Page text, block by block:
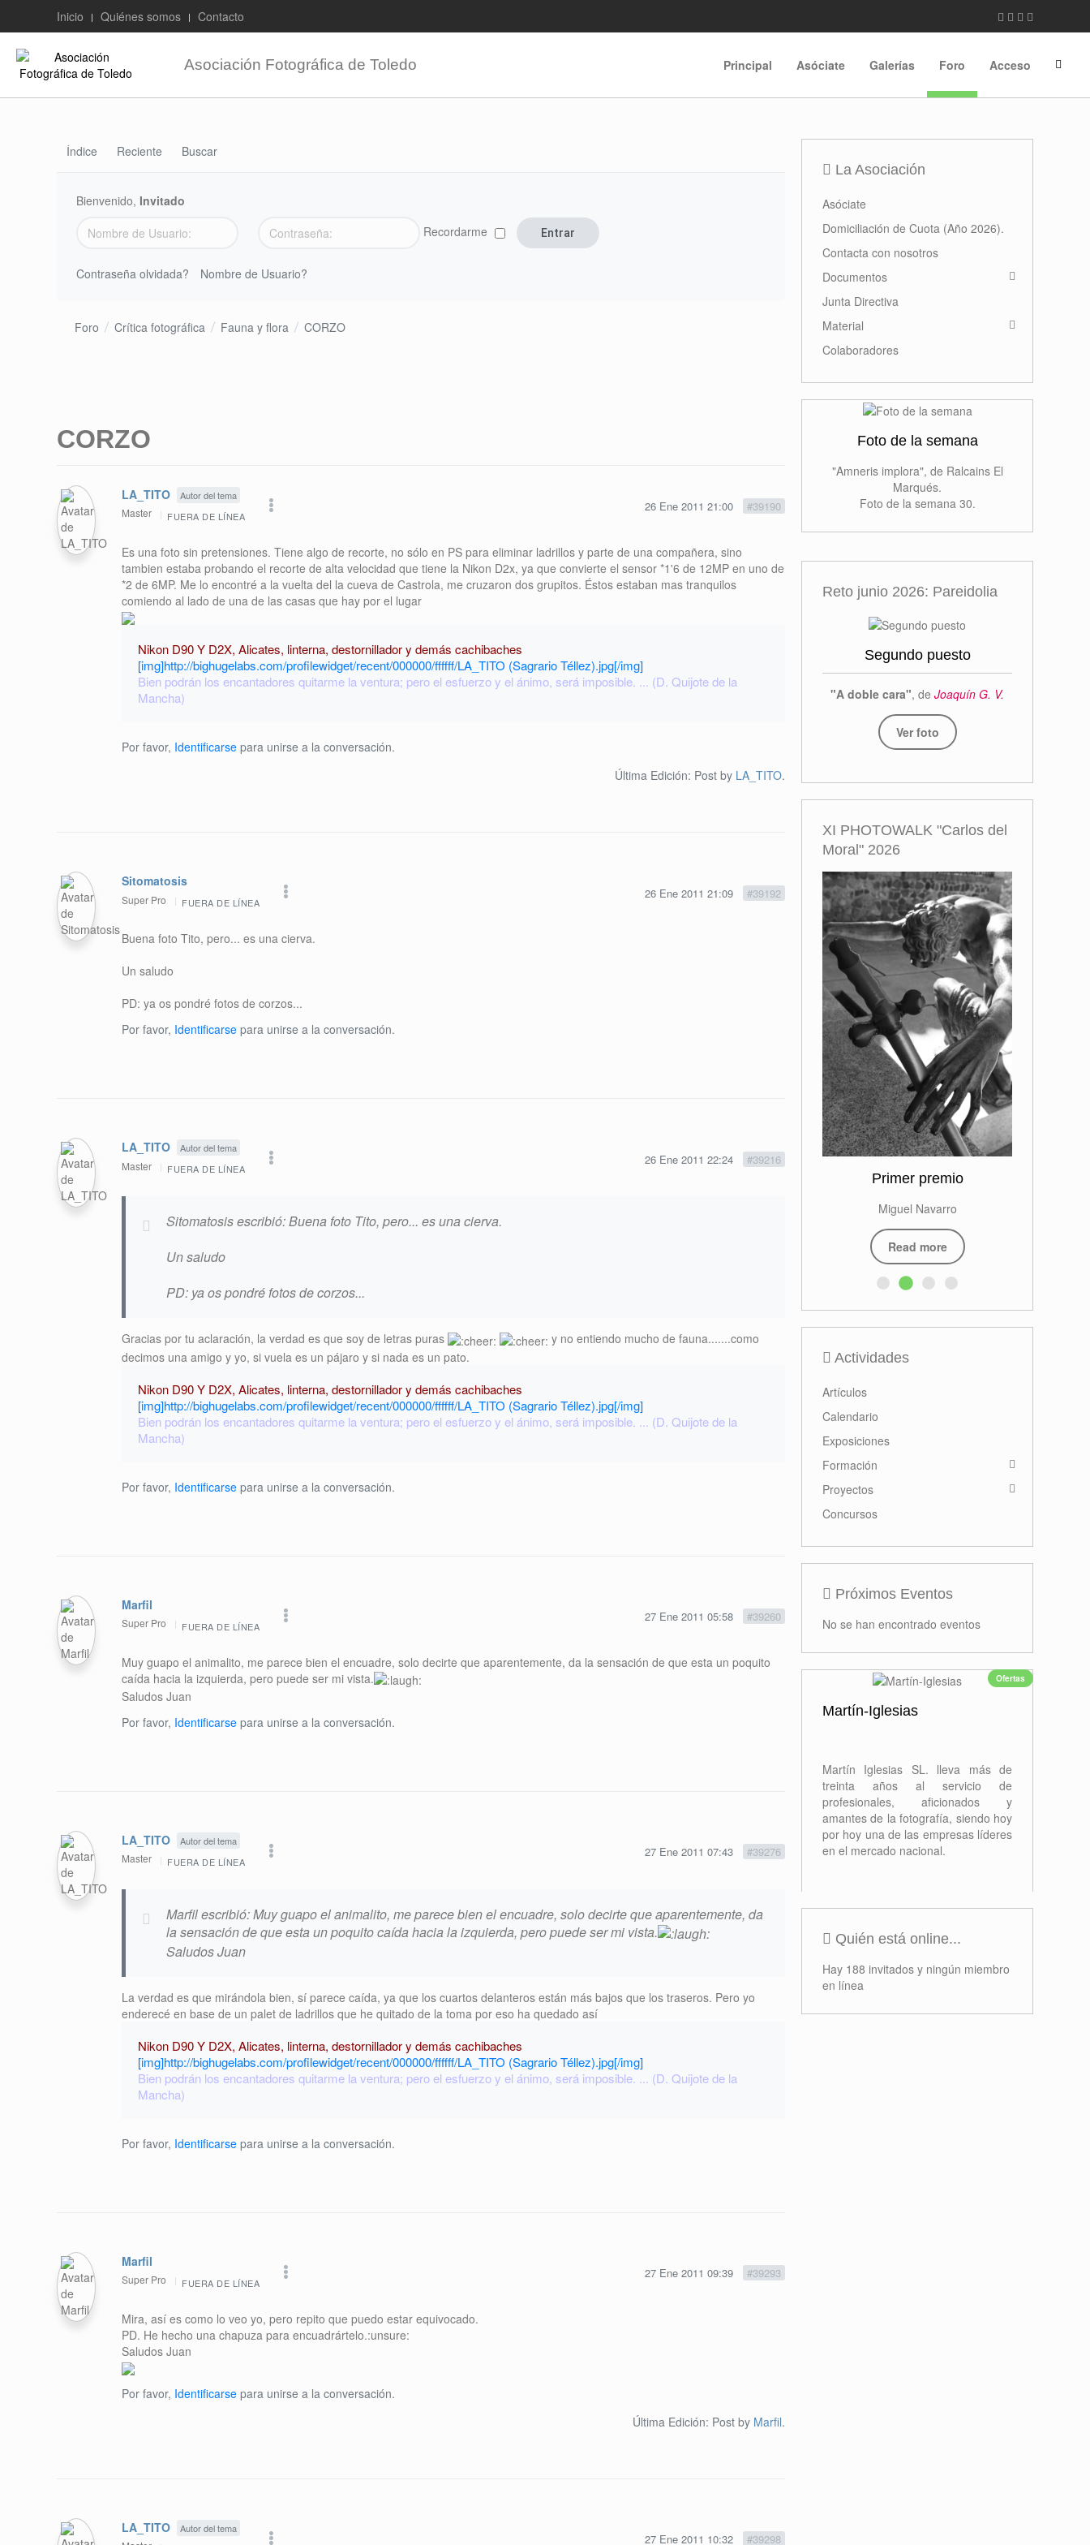
Inicio Quiénes somos Contacto
Asociación Fotográfica de Toledo Principal Asóciate Galerías Foro Acceso
Índice Reciente Buscar
Bienvenido, Invitado
Recordarme
Contraseña olvidada? Nombre de Usuario?
Foro Crítica fotográfica Fauna y flora CORZO
CORZO
26 Ene 2011 21:00 #39190
LA_TITO Autor del tema
Master FUERA DE LÍNEA
Es una foto sin pretensiones. Tiene algo de recorte, no sólo en PS para eliminar ladrillos y parte de una compañera, sino
tambien estaba probando el recorte de alta velocidad que tiene la Nikon D2x, ya que convierte el sensor *1'6 de 12MP en uno de
*2 de 6MP. Me lo encontré a la vuelta del la cueva de Castrola, me cruzaron dos grupitos. Éstos estaban mas tranquilos
comiendo al lado de una de las casas que hay por el lugar
Nikon D90 Y D2X, Alicates, linterna, destornillador y demás cachibaches
[img]http://bighugelabs.com/profilewidget/recent/000000/ffffff/LA_TITO (Sagrario Téllez).jpg[/img]
Bien podrán los encantadores quitarme la ventura; pero el esfuerzo y el ánimo, será imposible. ... (D. Quijote de la
Mancha)
Por favor, Identificarse para unirse a la conversación.
Última Edición: Post by LA_TITO.
26 Ene 2011 21:09 #39192
Sitomatosis
Super Pro FUERA DE LÍNEA
Buena foto Tito, pero... es una cierva.
Un saludo
PD: ya os pondré fotos de corzos...
Por favor, Identificarse para unirse a la conversación.
26 Ene 2011 22:24 #39216
LA_TITO Autor del tema
Master FUERA DE LÍNEA
Sitomatosis escribió: Buena foto Tito, pero... es una cierva.
Un saludo
PD: ya os pondré fotos de corzos...
Gracias por tu aclaración, la verdad es que soy de letras puras
y no entiendo mucho de fauna.......como
decimos una amigo y yo, si vuela es un pájaro y si nada es un pato.
Nikon D90 Y D2X, Alicates, linterna, destornillador y demás cachibaches
[img]http://bighugelabs.com/profilewidget/recent/000000/ffffff/LA_TITO (Sagrario Téllez).jpg[/img]
Bien podrán los encantadores quitarme la ventura; pero el esfuerzo y el ánimo, será imposible. ... (D. Quijote de la
Mancha)
Por favor, Identificarse para unirse a la conversación.
27 Ene 2011 05:58 #39260
Marfil
Super Pro FUERA DE LÍNEA
Muy guapo el animalito, me parece bien el encuadre, solo decirte que aparentemente, da la sensación de que esta un poquito
caída hacia la izquierda, pero puede ser mi vista.
Saludos Juan
Por favor, Identificarse para unirse a la conversación.
27 Ene 2011 07:43 #39276
LA_TITO Autor del tema
Master FUERA DE LÍNEA
Marfil escribió: Muy guapo el animalito, me parece bien el encuadre, solo decirte que aparentemente, da
la sensación de que esta un poquito caída hacia la izquierda, pero puede ser mi vista.
Saludos Juan
La verdad es que mirándola bien, sí parece caída, ya que los cuartos delanteros están más bajos que los traseros. Pero yo
enderecé en base de un palet de ladrillos que he quitado de la toma por eso ha quedado así
Nikon D90 Y D2X, Alicates, linterna, destornillador y demás cachibaches
[img]http://bighugelabs.com/profilewidget/recent/000000/ffffff/LA_TITO (Sagrario Téllez).jpg[/img]
Bien podrán los encantadores quitarme la ventura; pero el esfuerzo y el ánimo, será imposible. ... (D. Quijote de la
Mancha)
Por favor, Identificarse para unirse a la conversación.
27 Ene 2011 09:39 #39293
Marfil
Super Pro FUERA DE LÍNEA
Mira, así es como lo veo yo, pero repito que puedo estar equivocado.
PD. He hecho una chapuza para encuadrártelo.:unsure:
Saludos Juan
Por favor, Identificarse para unirse a la conversación.
Última Edición: Post by Marfil.
27 Ene 2011 10:32 #39298
LA_TITO Autor del tema
La Asociación
Asóciate
Domiciliación de Cuota (Año 2026).
Contacta con nosotros
Documentos
Junta Directiva
Material
Colaboradores
Foto de la semana
"Amneris implora", de Ralcains El
Marqués.
Foto de la semana 30.
Reto junio 2026: Pareidolia
Segundo puesto
"A doble cara", de Joaquín G. V.
Ver foto
XI PHOTOWALK "Carlos del
Moral" 2026
Primer premio
Miguel Navarro
Read more
Actividades
Artículos
Calendario
Exposiciones
Formación
Proyectos
Concursos
Próximos Eventos
No se han encontrado eventos
Ofertas
Martín-Iglesias
Martín Iglesias SL. lleva más de
treinta años al servicio de
profesionales, aficionados y
amantes de la fotografía, siendo hoy
por hoy una de las empresas líderes
en el mercado nacional.
Quién está online...
Hay 188 invitados y ningún miembro
en línea